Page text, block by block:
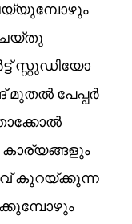
സ്റ്റുഡിയോ
മുതൽ പേപ്പർ
കുറയ്ക്കുന്ന